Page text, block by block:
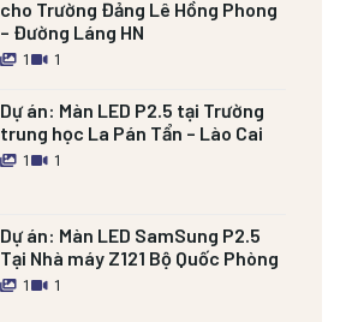
cho Trường Đảng Lê Hồng Phong
– Đường Láng HN
1 1
Dự án: Màn LED P2.5 tại Trường
trung học La Pán Tẩn – Lào Cai
1 1
Dự án: Màn LED SamSung P2.5
Tại Nhà máy Z121 Bộ Quốc Phòng
1 1